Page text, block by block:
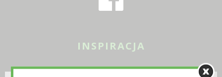
INSPIRACJA